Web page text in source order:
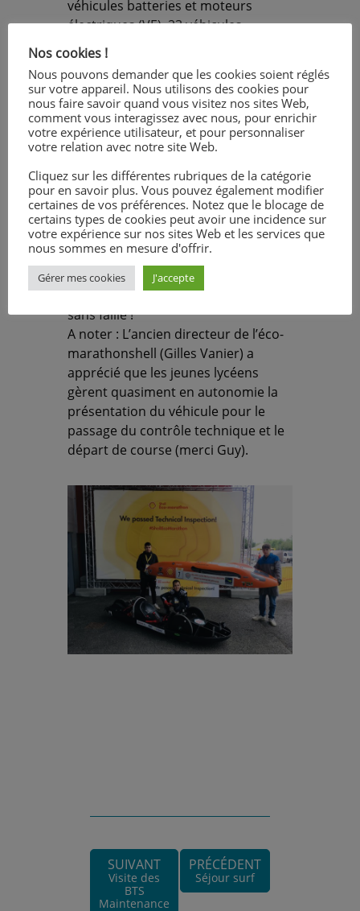
véhicules batteries et moteurs
électriques (VE). 23 véhicules
équipés d’une pile à combustible
fonctionnant à l’hydrogène.
Voici les résultats de notre véhicule
de la catégorie ICE engagé pour la
course de Nogaro : consommation
essence 10.5 ml pour 16 km. 1524 km
Nogaro. Après correction de la
consommation électrique (20549
joules) le résultat final retombe à
1141km/litre. 7è au général
thermique. Nous sommes tous très
satisfaits du résultat. Merci encore à
tous les jeunes pour leur implication
sans faille !
A noter : L’ancien directeur de l’éco-
marathonshell (Gilles Vanier) a
apprécié que les jeunes lycéens
gèrent quasiment en autonomie la
présentation du véhicule pour le
passage du contrôle technique et le
départ de course (merci Guy).
SUIVANT
Visite des
BTS
Maintenance
PRÉCÉDENT
Séjour surf
Nos cookies !
Nous pouvons demander que les cookies soient réglés
sur votre appareil. Nous utilisons des cookies pour
nous faire savoir quand vous visitez nos sites Web,
comment vous interagissez avec nous, pour enrichir
votre expérience utilisateur, et pour personnaliser
votre relation avec notre site Web.
Cliquez sur les différentes rubriques de la catégorie
pour en savoir plus. Vous pouvez également modifier
certaines de vos préférences. Notez que le blocage de
certains types de cookies peut avoir une incidence sur
votre expérience sur nos sites Web et les services que
nous sommes en mesure d'offrir.
Gérer mes cookies J'accepte